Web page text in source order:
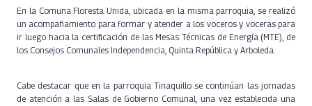
En la Comuna Floresta Unida, ubicada en la misma parroquia, se realizó
un acompañamiento para formar y atender a los voceros y voceras para
ir luego hacia la certificación de las Mesas Técnicas de Energía (MTE), de
los Consejos Comunales Independencia, Quinta República y Arboleda.
Cabe destacar que en la parroquia Tinaquillo se continúan las jornadas
de atención a las Salas de Gobierno Comunal, una vez establecida una